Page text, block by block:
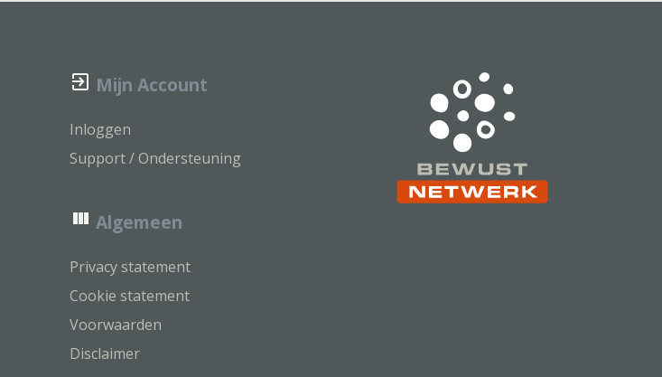
Mijn Account
Inloggen
Support / Ondersteuning
Algemeen
Privacy statement
Cookie statement
Voorwaarden
Disclaimer